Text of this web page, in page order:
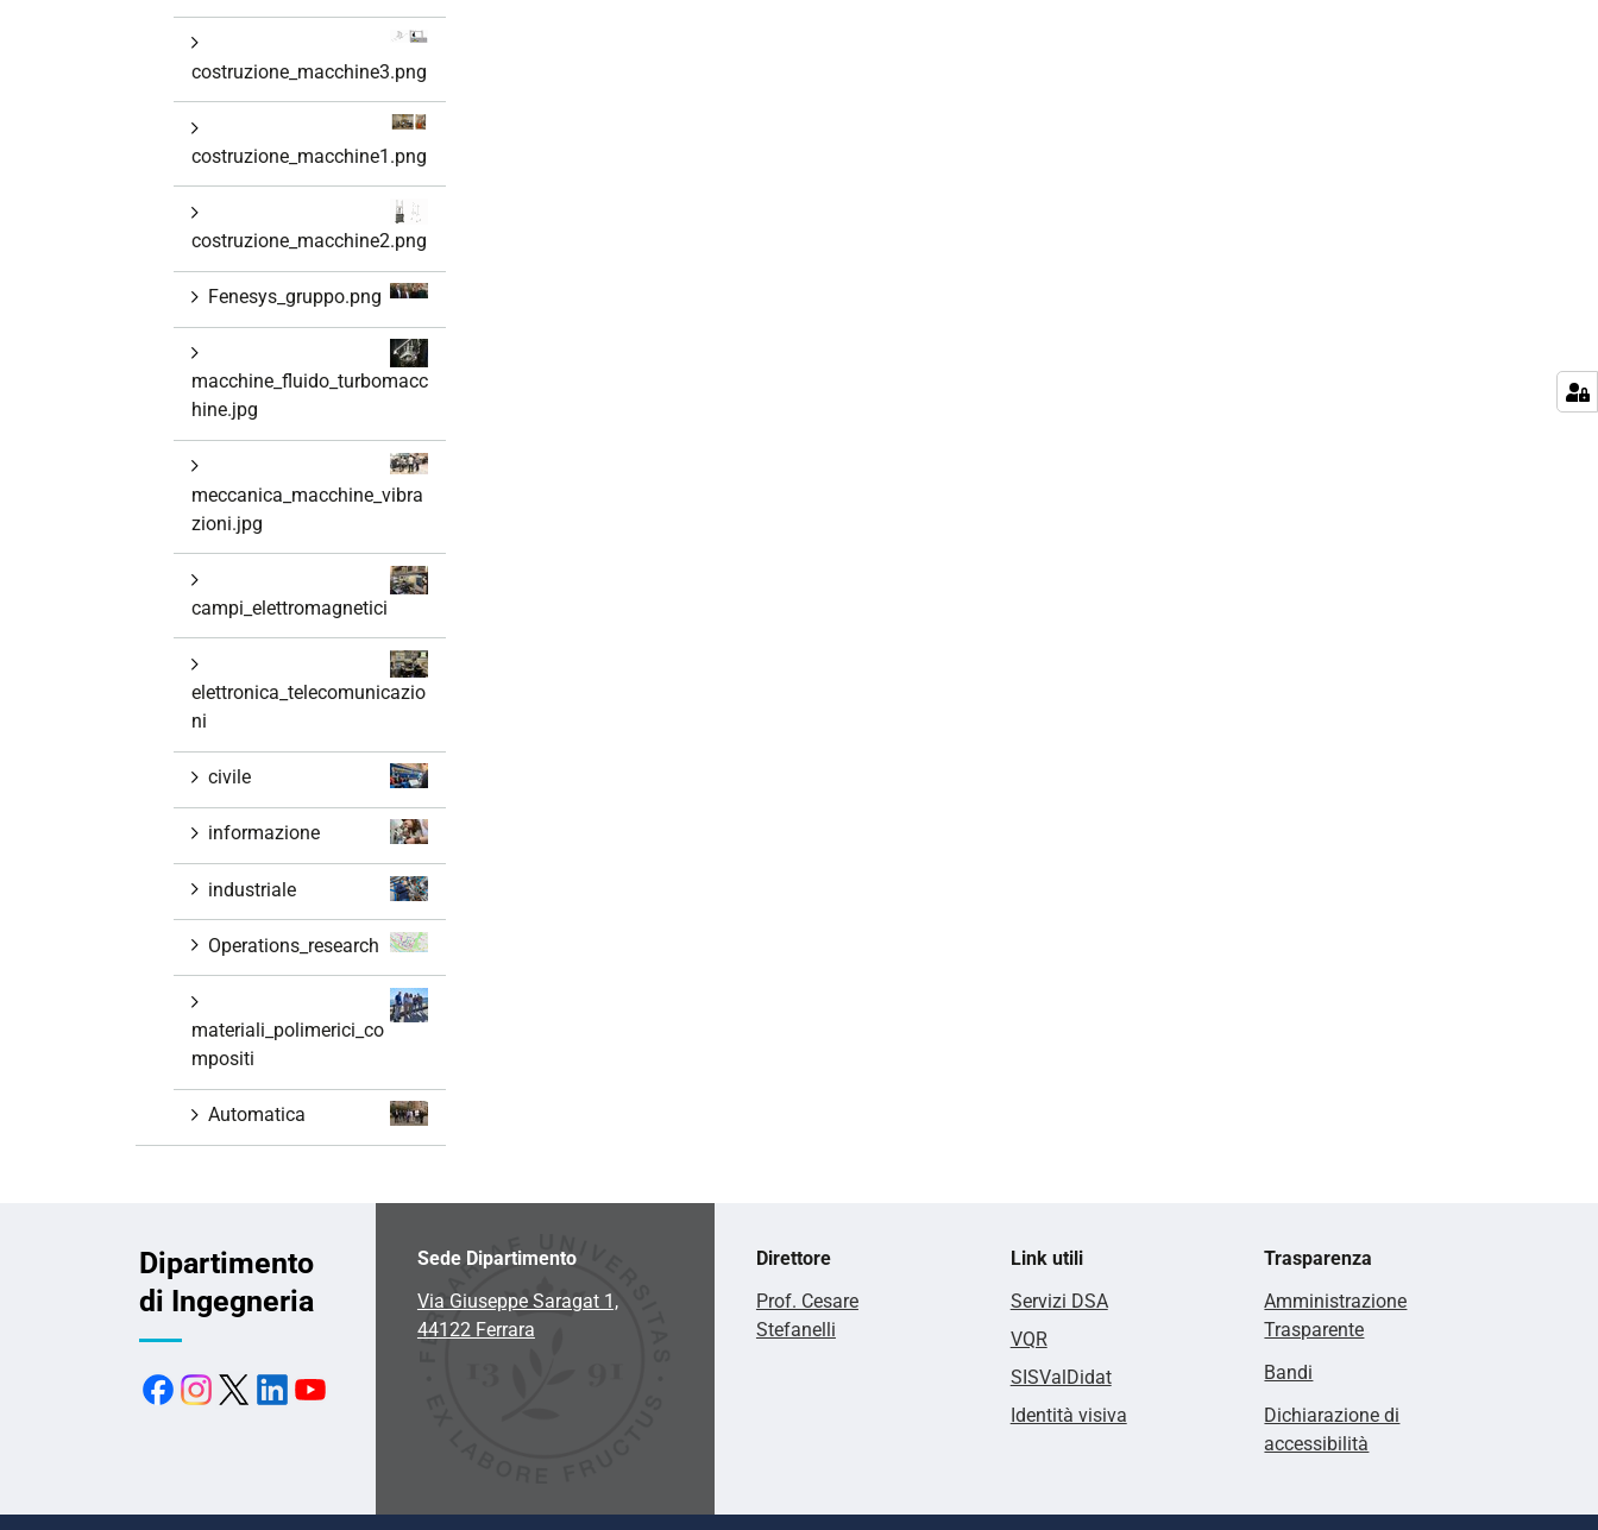
costruzione_macchine3.png
costruzione_macchine1.png
costruzione_macchine2.png
Fenesys_gruppo.png
macchine_fluido_turbomacc
hine.jpg
meccanica_macchine_vibra
zioni.jpg
campi_elettromagnetici
elettronica_telecomunicazio
ni
civile
informazione
industriale
Operations_research
materiali_polimerici_co
mpositi
Automatica
Dipartimento
di Ingegneria
Sede Dipartimento
Via Giuseppe Saragat 1,
44122 Ferrara
Direttore
Prof. Cesare
Stefanelli
Link utili
Servizi DSA
VQR
SISValDidat
Identità visiva
Trasparenza
Amministrazione
Trasparente
Bandi
Dichiarazione di
accessibilità